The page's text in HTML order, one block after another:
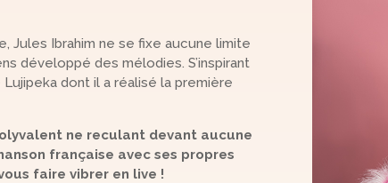
Jules Ibrahim ne se fixe aucune limite
développé des mélodies. S’inspirant
dont il a réalisé la première
ne reculant devant aucune
française avec ses propres
faire vibrer en live !